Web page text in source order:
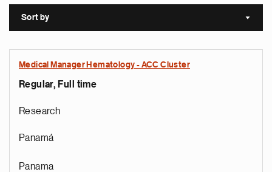
Sort by Sort
Medical Manager Hematology - ACC Cluster
Regular, Full time
Research
Panamá
Panama